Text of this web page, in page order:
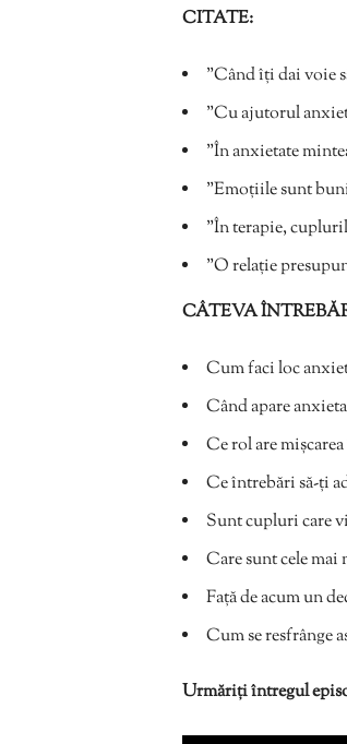
CITATE:
”Când îți dai voie
”Cu ajutorul
”În anxietate
”Emoțiile sunt
”În terapie,
”O relație
CÂTEVA
Cum faci loc
Când apare
Ce rol are
Ce întrebări să-ți
Sunt cupluri care
Care sunt cele
Față de acum un
Cum se resfrânge
Urmăriți întregul